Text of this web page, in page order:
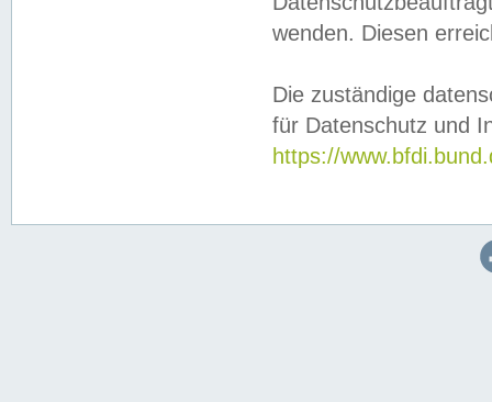
wenden. Diesen
Die zuständige
für Datenschutz und
https://